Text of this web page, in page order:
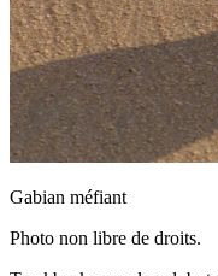
Gabian méfiant
Photo non libre de droits.